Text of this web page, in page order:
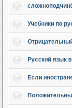
Учебники по
Русский язык
Если